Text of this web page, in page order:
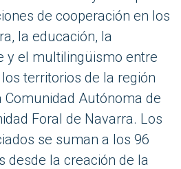
de cooperación en los
la educación, la
y el multilingüismo entre
territorios de la región
Comunidad Autónoma de
Foral de Navarra. Los
se suman a los 96
desde la creación de la